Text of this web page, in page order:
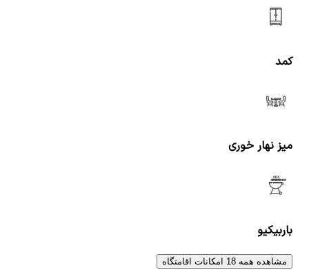
کمد
میز نهار خوری
باربیکیو
مشاهده همه 18 امکانات اقامتگاه